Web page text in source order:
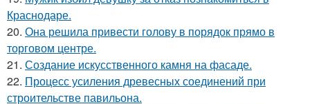
Краснодаре.
20. Она решила привести голову в порядок прямо в
торговом центре.
21. Создание искусственного камня на фасаде.
22. Процесс усиления древесных соединений при
строительстве павильона.